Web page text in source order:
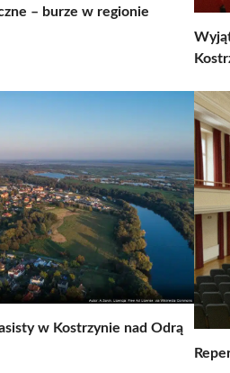
– burze w regionie
w Kostrzynie nad Odrą